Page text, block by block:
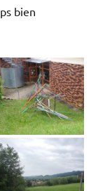
bien